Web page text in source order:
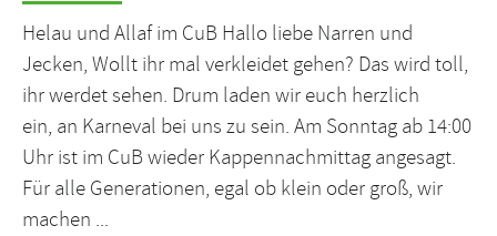
Helau und Allaf im CuB Hallo liebe Narren und
Jecken, Wollt ihr mal verkleidet gehen? Das wird toll,
ihr werdet sehen. Drum laden wir euch herzlich
ein, an Karneval bei uns zu sein. Am Sonntag ab 14:00
Uhr ist im CuB wieder Kappennachmittag angesagt.
Für alle Generationen, egal ob klein oder groß, wir
machen ...